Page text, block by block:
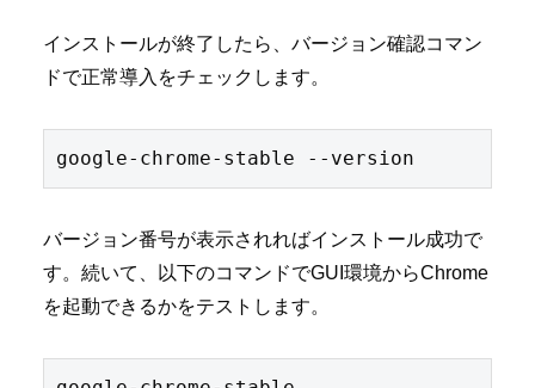
インストールが終了したら、バージョン確認コマン
ドで正常導入をチェックします。
バージョン番号が表示されればインストール成功で
す。続いて、以下のコマンドでGUI環境からChrome
を起動できるかをテストします。